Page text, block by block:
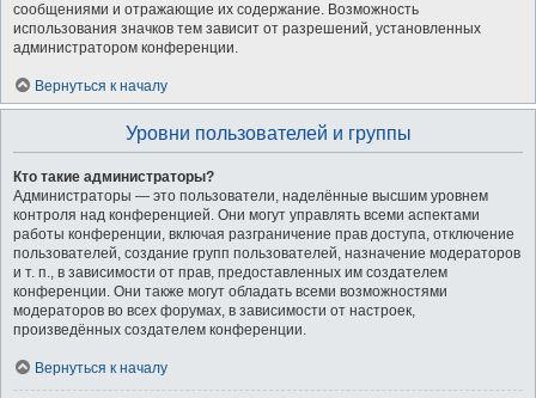
сообщениями и отражающие их содержание. Возможность
использования значков тем зависит от разрешений, установленных
администратором конференции.
Вернуться к началу
Уровни пользователей и группы
Кто такие администраторы?
Администраторы — это пользователи, наделённые высшим уровнем
контроля над конференцией. Они могут управлять всеми аспектами
работы конференции, включая разграничение прав доступа, отключение
пользователей, создание групп пользователей, назначение модераторов
и т. п., в зависимости от прав, предоставленных им создателем
конференции. Они также могут обладать всеми возможностями
модераторов во всех форумах, в зависимости от настроек,
произведённых создателем конференции.
Вернуться к началу